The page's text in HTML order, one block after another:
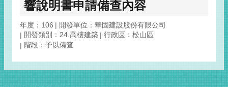
響說明書申請備查內容
年度：106
開發單位：華固建設股份有限公司
開發類別：24.高樓建築
行政區：松山區
階段：予以備查